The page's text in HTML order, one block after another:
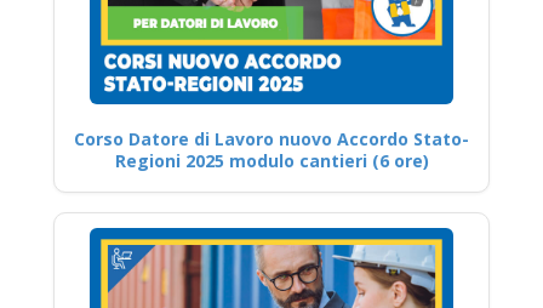
Corso Datore di Lavoro nuovo Accordo Stato-
Regioni 2025 modulo cantieri (6 ore)